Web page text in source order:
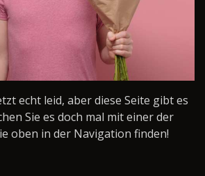
echt leid, aber diese Seite gibt es
Sie es doch mal mit einer der
oben in der Navigation finden!